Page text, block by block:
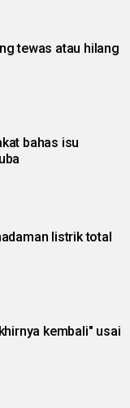
tewas atau hilang
bahas isu
listrik total
kembali" usai